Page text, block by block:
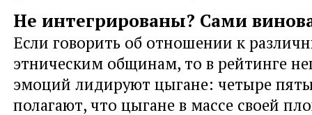
Не интегрированы? Сами
Если говорить об отношении к
этническим общинам, то в рейтинге
эмоций лидируют цыгане: четыре
полагают, что цыгане в массе своей